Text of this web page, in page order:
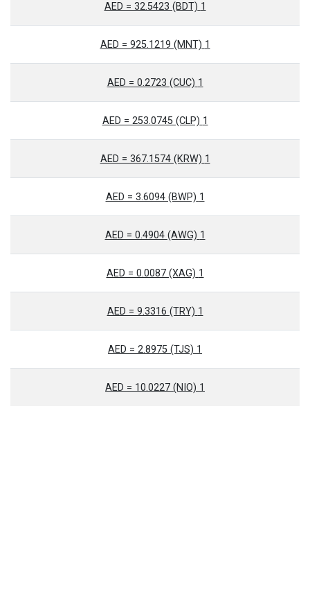
1 AED = 32.5423 (BDT)
1 AED = 925.1219 (MNT)
1 AED = 0.2723 (CUC)
1 AED = 253.0745 (CLP)
1 AED = 367.1574 (KRW)
1 AED = 3.6094 (BWP)
1 AED = 0.4904 (AWG)
1 AED = 0.0087 (XAG)
1 AED = 9.3316 (TRY)
1 AED = 2.8975 (TJS)
1 AED = 10.0227 (NIO)